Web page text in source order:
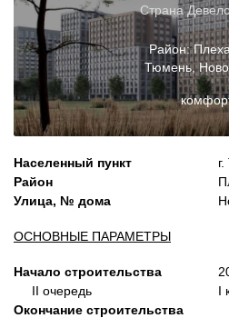
Страна
Район:
Тюмень,
Населенный пункт
Район
Улица, № дома
ОСНОВНЫЕ ПАРАМЕТРЫ
Начало строительства
II очередь
Окончание строительства
I